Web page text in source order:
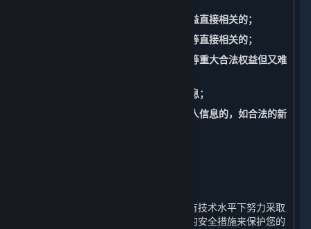
3. 与公共安全、公共卫生、重大公共利益直接相关的；
4. 与刑事侦查、起诉、审判和判决执行等直接相关的；
5. 出于维护您或其他个人的生命、财产等重大合法权益但又难
6. 您自行向社会公众公开的您的个人信息；
7. 从合法公开披露的信息中收集您的个人信息的，如合法的新
为保障您的个人信息安全，我们会在现有技术水平下努力采取
合理必要的物理、技术和行政管理方面的安全措施来保护您的